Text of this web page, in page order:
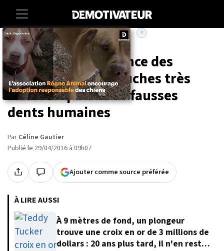
Accueil Insolite
Faites la connaissance des
Fugglers... Ces peluches très
bizarres qui ont de fausses
dents humaines
Par Céline Gautier
Publié le 29/04/2016 à 09h07
Ajouter comme source préférée
À LIRE AUSSI
À 9 mètres de fond, un plongeur
trouve une croix en or de 3 millions de
dollars : 20 ans plus tard, il n'en reste
×